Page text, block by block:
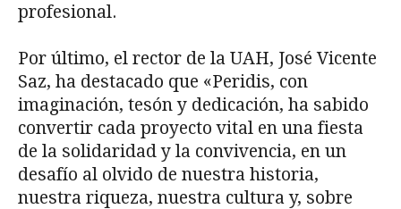
profesional.
Por último, el rector de la UAH, José Vicente
Saz, ha destacado que «Peridis, con
imaginación, tesón y dedicación, ha sabido
convertir cada proyecto vital en una fiesta
de la solidaridad y la convivencia, en un
desafío al olvido de nuestra historia,
nuestra riqueza, nuestra cultura y, sobre